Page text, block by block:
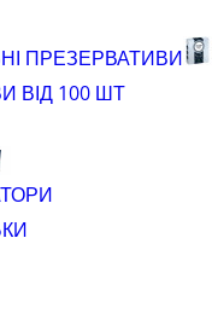
ПРЕЗЕРВАТИВИ
ВІД 100 ШТ